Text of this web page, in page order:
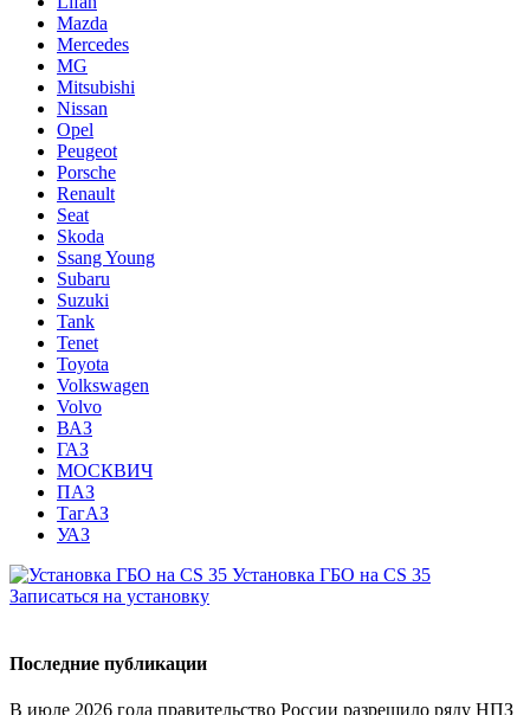
Mazda
Mercedes
MG
Mitsubishi
Nissan
Opel
Peugeot
Porsche
Renault
Seat
Skoda
Ssang Young
Subaru
Suzuki
Tank
Tenet
Toyota
Volkswagen
Volvo
ВАЗ
ГАЗ
МОСКВИЧ
ПАЗ
ТагАЗ
УАЗ
Установка ГБО на CS 35
Записаться на установку
Последние публикации
В июле 2026 года правительство России разрешило ряду НПЗ